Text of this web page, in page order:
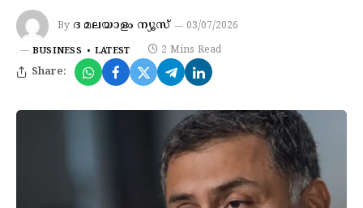
By ദ മലയാളം ന്യൂസ് 03/07/2026
BUSINESS LATEST 2 Mins Read
Share: